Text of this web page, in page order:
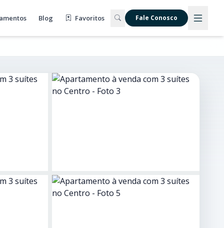
Blog Favoritos Fale Conosco